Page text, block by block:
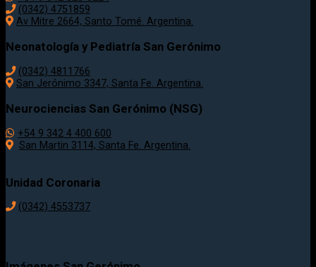
(0342) 4751859
Av Mitre 2664, Santo Tomé. Argentina.
Neonatología y Pediatría San Gerónimo
(0342) 4811766
San Jerónimo 3347, Santa Fe. Argentina.
Neurociencias San Gerónimo (NSG)
+54 9 342 4 400 600
San Martin 3114, Santa Fe. Argentina.
Unidad Coronaria
(0342) 4553737